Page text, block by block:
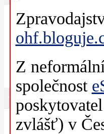
Z
společnost
zvlášť) v